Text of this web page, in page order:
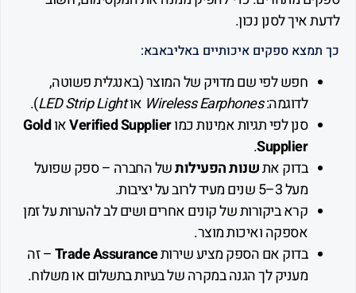
לסנן נכון.
ספקים איכותיים באליבאבא:
חפש לפי שם מדויק של המוצר (באנגלית פשוטה,
לדוגמה:Wireless EarphonesאוLED Strip Light
).
סנן לפי תגיות אמינות כמוVerified SupplierאוGold
Supplier
.
בדוק אתשנות הפעילותשל החברה – ספק שפועל
קרא ביקורות של קונים אחרים ושים לב להערות על זמן
אספקה ואיכות מוצר.
בדוק אם הספק מציע שירותTrade Assurance– זה
מעניק לך הגנה במקרה של בעיות בתשלום או משלוח.